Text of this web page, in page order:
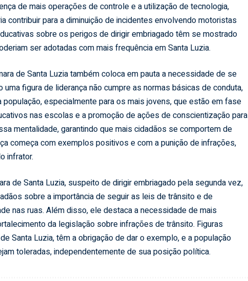
de mais operações de controle e a utilização de tecnologia,
contribuir para a diminuição de incidentes envolvendo motoristas
sobre os perigos de dirigir embriagado têm se mostrado
ser adotadas com mais frequência em Santa Luzia.
de Santa Luzia também coloca em pauta a necessidade de se
uma figura de liderança não cumpre as normas básicas de conduta,
especialmente para os mais jovens, que estão em fase
nas escolas e a promoção de ações de conscientização para
mentalidade, garantindo que mais cidadãos se comportem de
começa com exemplos positivos e com a punição de infrações,
infrator.
de Santa Luzia, suspeito de dirigir embriagado pela segunda vez,
sobre a importância de seguir as leis de trânsito e de
nas ruas. Além disso, ele destaca a necessidade de mais
da legislação sobre infrações de trânsito. Figuras
Santa Luzia, têm a obrigação de dar o exemplo, e a população
toleradas, independentemente de sua posição política.